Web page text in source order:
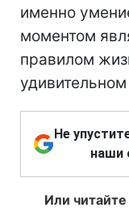
именно
моментом
правилом
Не
наши
Или